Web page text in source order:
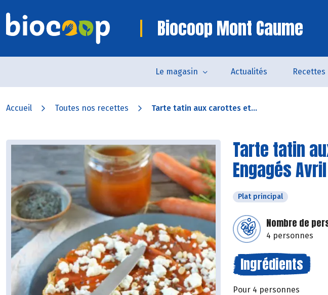
Biocoop Mont Caume
Le magasin Actualités Recettes
Accueil Toutes nos recettes Tarte tatin aux carottes et...
Tarte tatin
Engagés
Plat principal
Nombre de
4 personnes
Ingrédients
Pour 4 personnes